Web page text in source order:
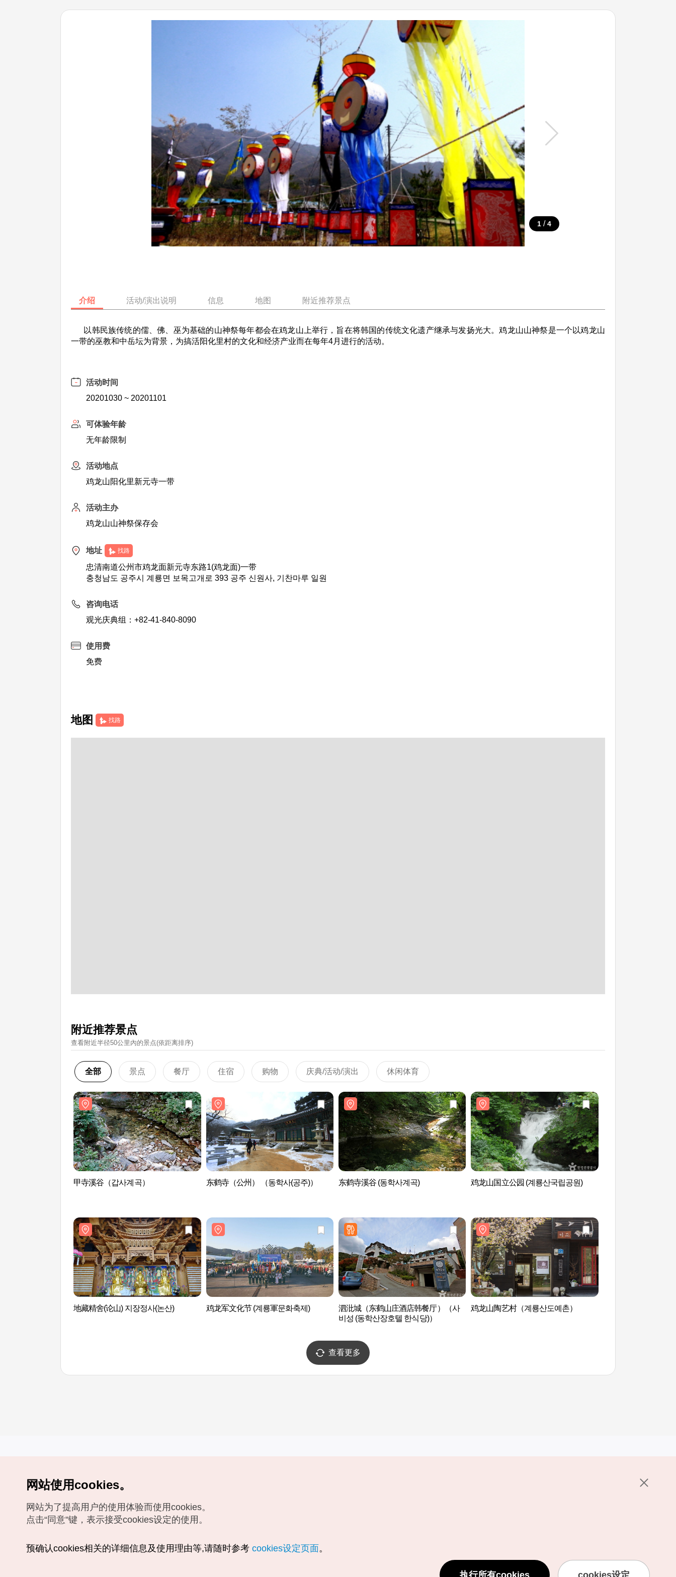
1 / 4
介绍 活动/演出说明 信息 地图 附近推荐景点
以韩民族传统的儒、佛、巫为基础的山神祭每年都会在鸡龙山上举行，旨在将韩国的传统文化遗产继承与发扬光大。鸡龙山山神祭是一个以鸡龙山
一带的巫教和中岳坛为背景，为搞活阳化里村的文化和经济产业而在每年4月进行的活动。
活动时间
20201030 ~ 20201101
可体验年龄
无年龄限制
活动地点
鸡龙山阳化里新元寺一带
活动主办
鸡龙山山神祭保存会
地址 找路
忠清南道公州市鸡龙面新元寺东路1(鸡龙面)一带
충청남도 공주시 계룡면 보목고개로 393 공주 신원사, 기찬마루 일원
咨询电话
观光庆典组：+82-41-840-8090
使用费
免费
地图 找路
附近推荐景点
查看附近半径50公里內的景点(依距离排序)
全部 景点 餐厅 住宿 购物 庆典/活动/演出 休闲体育
甲寺溪谷（갑사계곡） 东鹤寺（公州） （동학사(공주)） 东鹤寺溪谷 (동학사계곡) 鸡龙山国立公园 (계룡산국립공원)
地藏精舍(论山) 지장정사(논산) 鸡龙军文化节 (계룡軍문화축제)
泗沘城（东鹤山庄酒店韩餐厅）（사
비성 (동학산장호텔 한식당)）
鸡龙山陶艺村（계룡산도예촌）
查看更多
数字图书 / 电子书
定位服务使用条款
个人位置信息处理方针
如有相关疑问或建议，欢迎来信。VISITKOREA官方邮箱
chnsim@knto.or.kr
网站使用cookies。
网站为了提高用户的使用体验而使用cookies。
点击“同意"键，表示接受cookies设定的使用。
预确认cookies相关的详细信息及使用理由等,请随时参考 cookies设定页面。
执行所有cookies cookies设定